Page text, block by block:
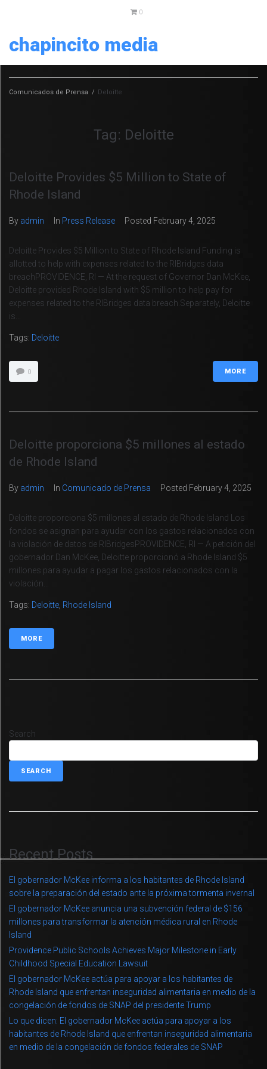
0
chapincito media
Comunicados de Prensa / Deloitte
Tag: Deloitte
Deloitte Provides $5 Million to State of
Rhode Island
By admin In Press Release Posted February 4, 2025
Deloitte Provides $5 Million to State of Rhode Island Funding is
allotted to help with expenses related to the RIBridges data
breachPROVIDENCE, RI — At the request of Governor Dan McKee,
Deloitte provided Rhode Island with $5 million to help pay for
expenses related to the RIBridges data breach.Separately, Deloitte
is...
Tags: Deloitte
0 MORE
Deloitte proporciona $5 millones al estado
de Rhode Island
By admin In Comunicado de Prensa Posted February 4, 2025
Deloitte proporciona $5 millones al estado de Rhode Island Los
fondos se asignan para ayudar con los gastos relacionados con
la violación de datos de RIBridgesPROVIDENCE, RI — A petición del
gobernador Dan McKee, Deloitte proporcionó a Rhode Island $5
millones para ayudar a pagar los gastos relacionados con la
violación...
Tags: Deloitte Rhode Island
MORE
Search
SEARCH
Recent Posts
El gobernador McKee informa a los habitantes de Rhode Island
sobre la preparación del estado ante la próxima tormenta invernal
El gobernador McKee anuncia una subvención federal de $156
millones para transformar la atención médica rural en Rhode
Island
Providence Public Schools Achieves Major Milestone in Early
Childhood Special Education Lawsuit
El gobernador McKee actúa para apoyar a los habitantes de
Rhode Island que enfrentan inseguridad alimentaria en medio de la
congelación de fondos de SNAP del presidente Trump
Lo que dicen: El gobernador McKee actúa para apoyar a los
habitantes de Rhode Island que enfrentan inseguridad alimentaria
en medio de la congelación de fondos federales de SNAP